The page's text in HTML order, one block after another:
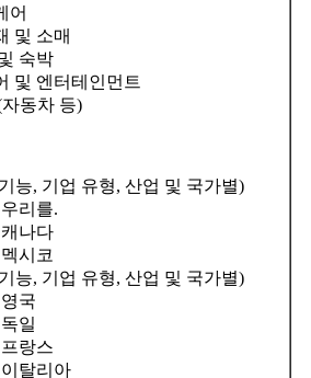
어
및 소매
숙박
및 엔터테인먼트
동차 등)
능, 기업 유형, 산업 및 국가별)
우리를.
캐나다
멕시코
능, 기업 유형, 산업 및 국가별)
영국
독일
프랑스
이탈리아